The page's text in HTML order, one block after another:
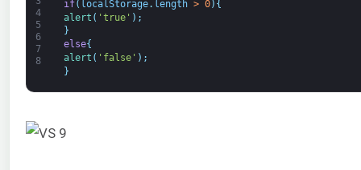
4
5
6
7
8
if( localStorage. length > 0) {
alert ( 'true' ) ;
}
else{
alert ( 'false' ) ;
}